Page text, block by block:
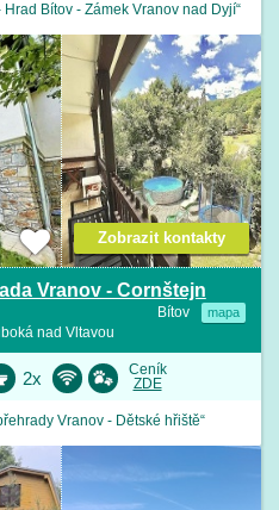
Bítov - Zámek Vranov nad Dyjí“
Vranov - Cornštejn
Bítov mapa
nad Vltavou
Zobrazit kontakty
2x
Ceník
ZDE
Vranov - Dětské hřiště“